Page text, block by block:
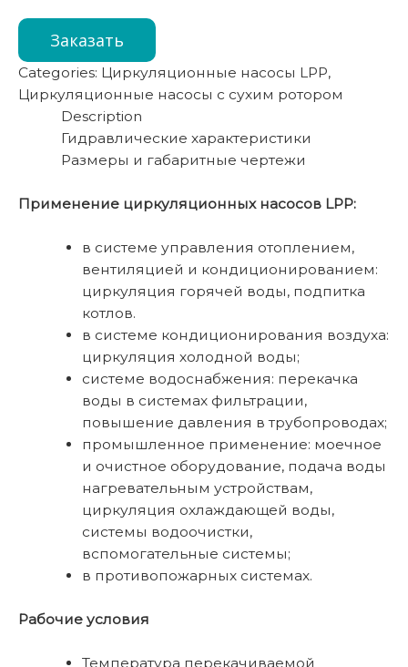
Заказать
Categories: Циркуляционные насосы LPP,
Циркуляционные насосы с сухим ротором
Description
Гидравлические характеристики
Размеры и габаритные чертежи
Применение циркуляционных насосов LPP:
в системе управления отоплением,
вентиляцией и кондиционированием:
циркуляция горячей воды, подпитка
котлов.
в системе кондиционирования воздуха:
циркуляция холодной воды;
системе водоснабжения: перекачка
воды в системах фильтрации,
повышение давления в трубопроводах;
промышленное применение: моечное
и очистное оборудование, подача воды
нагревательным устройствам,
циркуляция охлаждающей воды,
системы водоочистки,
вспомогательные системы;
в противопожарных системах.
Рабочие условия
Температура перекачиваемой